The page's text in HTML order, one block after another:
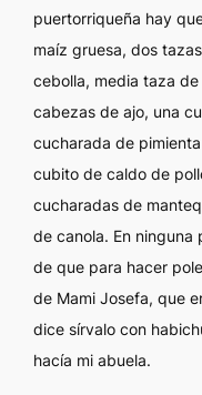
puertorriqueña hay
maíz gruesa, dos
cebolla, media taza
cabezas de ajo, una
cucharada de
cubito de caldo de
cucharadas de
de canola. En
de que para hacer
de Mami Josefa, que
dice sírvalo con
hacía mi abuela.